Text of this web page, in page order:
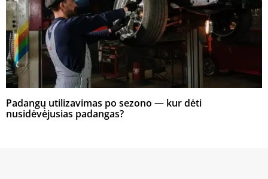
Padangų utilizavimas po sezono — kur dėti
nusidėvėjusias padangas?